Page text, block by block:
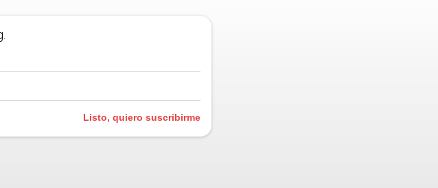
Listo, quiero suscribirme